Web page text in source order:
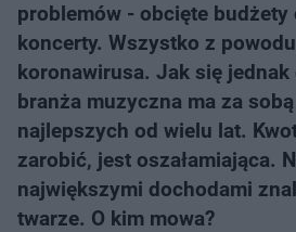
problemów - obcięte budżety
koncerty. Wszystko z
koronawirusa. Jak się jednak
branża muzyczna ma za
najlepszych od wielu lat.
zarobić, jest oszałamiająca.
największymi dochodami
twarze. O kim mowa?